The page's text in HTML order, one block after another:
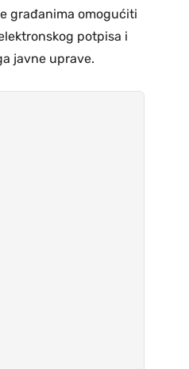
građanima omogućiti
potpisa i
javne uprave.